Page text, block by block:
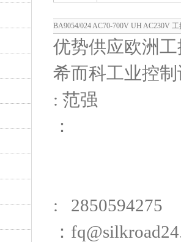
BA9054/024 AC70-700V UH AC230V
优势供应欧洲
希而科工业控
: 范强
：
: 2850594275
：